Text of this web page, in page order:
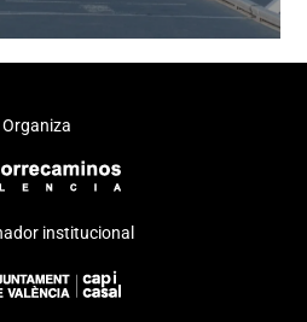
Organiza
institucional